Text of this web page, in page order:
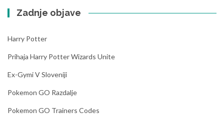
Zadnje objave
Harry Potter
Prihaja Harry Potter Wizards Unite
Ex-Gymi V Sloveniji
Pokemon GO Razdalje
Pokemon GO Trainers Codes